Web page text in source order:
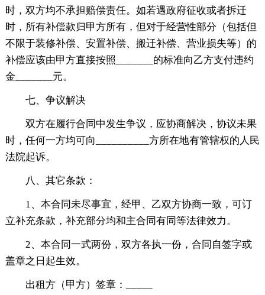
时，双方均不承担赔偿责任。如若遇政府征收或者拆迁
时，所有补偿款归甲方所有，但对于经营性部分（包括但
不限于装修补偿、安置补偿、搬迁补偿、营业损失等）的
补偿应该由甲方直接按照_______的标准向乙方支付违约
金_______元。
七、争议解决
双方在履行合同中发生争议，应协商解决，协议未果
时，任何一方均可向__________方所在地有管辖权的人民
法院起诉。
八、其它条款：
1、本合同未尽事宜，经甲、乙双方协商一致，可订
立补充条款，补充部分均和主合同有同等法律效力。
2、本合同一式两份，双方各执一份，合同自签字或
盖章之日起生效。
出租方（甲方）签章：_____